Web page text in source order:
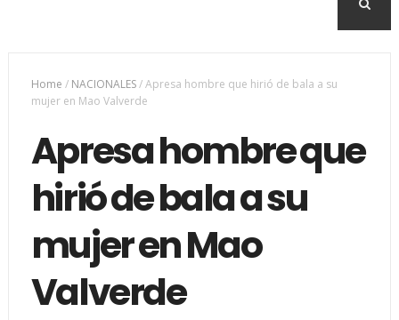
Home / NACIONALES/Apresa hombre que hirió de bala a su
mujer en Mao Valverde
Apresa hombre que
hirió de bala a su
mujer en Mao
Valverde